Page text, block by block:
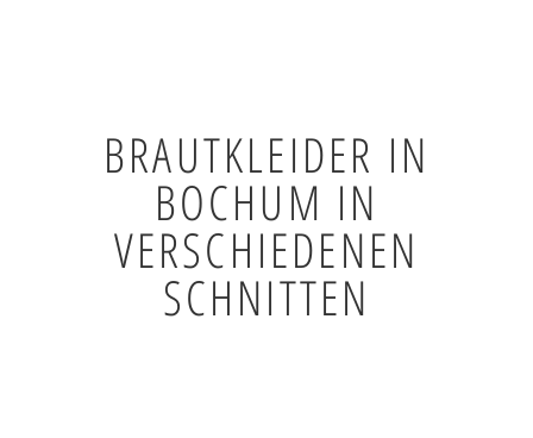
BRAUTKLEIDER IN
BOCHUM IN
VERSCHIEDENEN
SCHNITTEN